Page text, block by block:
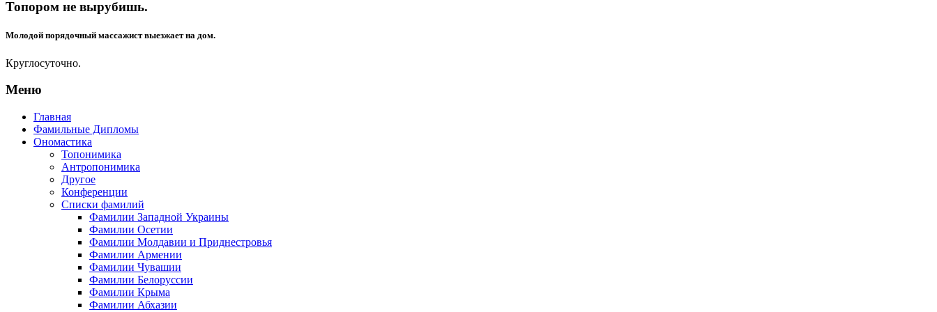
Топором не вырубишь.
Молодой порядочный массажист выезжает на дом.
Круглосуточно.
Меню
Главная
Фамильные Дипломы
Ономастика
Топонимика
Антропонимика
Другое
Конференции
Списки фамилий
Фамилии Западной Украины
Фамилии Осетии
Фамилии Молдавии и Приднестровья
Фамилии Армении
Фамилии Чувашии
Фамилии Белоруссии
Фамилии Крыма
Фамилии Абхазии